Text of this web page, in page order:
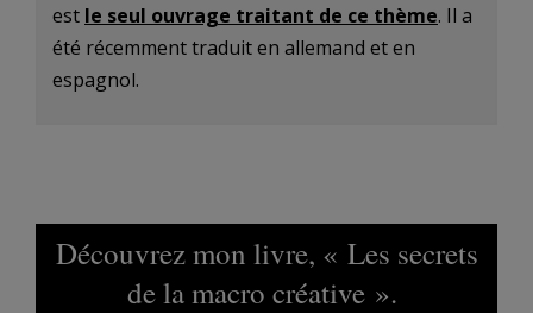
est le seul ouvrage traitant de ce thème. Il a
été récemment traduit en allemand et en
espagnol.
Découvrez mon livre, « Les secrets
de la macro créative ».